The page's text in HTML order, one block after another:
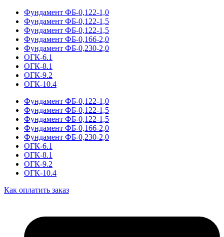
Фундамент ФБ-0,122-1,0
Фундамент ФБ-0,122-1,5
Фундамент ФБ-0,122-1,5
Фундамент ФБ-0,166-2,0
Фундамент ФБ-0,230-2,0
ОГК-6.1
ОГК-8.1
ОГК-9.2
ОГК-10.4
Фундамент ФБ-0,122-1,0
Фундамент ФБ-0,122-1,5
Фундамент ФБ-0,122-1,5
Фундамент ФБ-0,166-2,0
Фундамент ФБ-0,230-2,0
ОГК-6.1
ОГК-8.1
ОГК-9.2
ОГК-10.4
Как оплатить заказ